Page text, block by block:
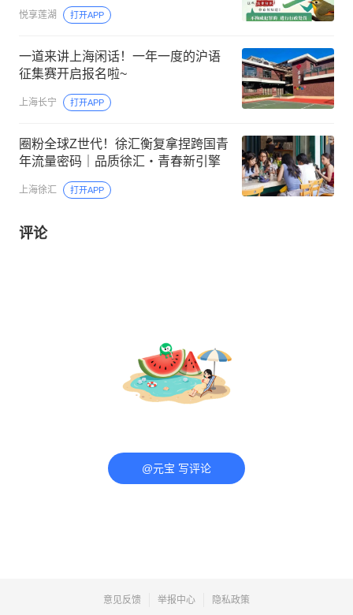
悦享莲湖 打开APP
一道来讲上海闲话！一年一度的沪语
征集赛开启报名啦~
上海长宁 打开APP
圈粉全球Z世代！徐汇衡复拿捏跨国青
年流量密码｜品质徐汇・青春新引擎
上海徐汇 打开APP
评论
@元宝 写评论
意见反馈 举报中心 隐私政策